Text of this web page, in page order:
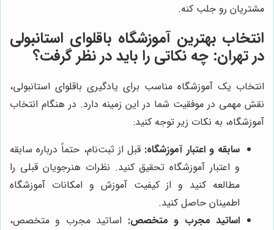
مشتریان رو جلب کنه.
انتخاب بهترین آموزشگاه باقلوای استانبولی
در تهران: چه نکاتی را باید در نظر گرفت؟
انتخاب یک آموزشگاه مناسب برای یادگیری باقلوای استانبولی،
نقش مهمی در موفقیت شما در این زمینه دارد. در هنگام انتخاب
آموزشگاه، به نکات زیر توجه کنید:
سابقه و اعتبار آموزشگاه: قبل از ثبت‌نام، حتماً درباره سابقه
و اعتبار آموزشگاه تحقیق کنید. نظرات هنرجویان قبلی را
مطالعه کنید و از کیفیت آموزش و امکانات آموزشگاه
اطمینان حاصل کنید.
اساتید مجرب و متخصص: اساتید مجرب و متخصص،